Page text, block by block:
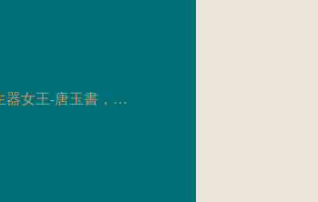
器女王-唐玉書，…